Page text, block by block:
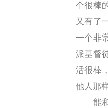
个很棒
又有了
一个非
派基督
活很棒
他人那
能和